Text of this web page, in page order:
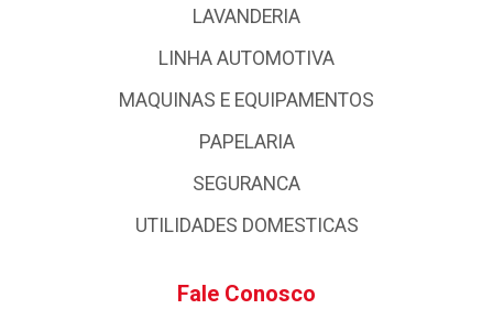
LAVANDERIA
LINHA AUTOMOTIVA
MAQUINAS E EQUIPAMENTOS
PAPELARIA
SEGURANCA
UTILIDADES DOMESTICAS
Fale Conosco